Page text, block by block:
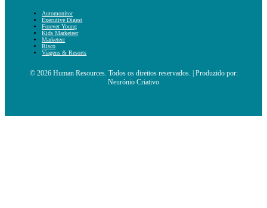
Automonitor
Executive Digest
Forever Young
Kids Marketeer
Marketeer
Risco
Viagens & Resorts
© 2026 Human Resources. Todos os direitos reservados. | Produzido por:
Neurónio Criativo